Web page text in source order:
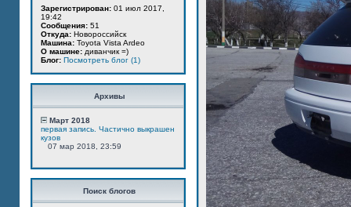
Зарегистрирован: 01 июл 2017,
19:42
Сообщения: 51
Откуда: Новороссийск
Машина: Toyota Vista Ardeo
О машине: диванчик =)
Блог: Посмотреть блог (1)
Архивы
Март 2018
первая запись. Частично выкрашен
кузов
07 мар 2018, 23:59
Поиск блогов